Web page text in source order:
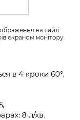
на сайті
екраном монітору.
в 4 кроки 60°,
8 л/хв,